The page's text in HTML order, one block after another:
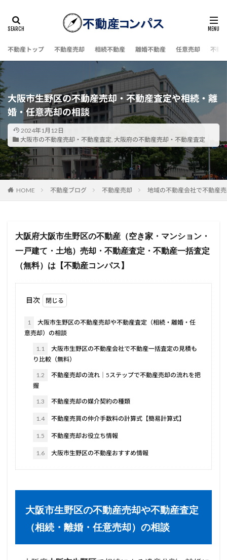
不動産トップ 不動産売却 相続不動産 離婚不動産 任意売却 不動
大阪市生野区の不動産売却・不動産査定や相続・離
婚・任意売却の相談
2024年1月12日
大阪市の不動産売却・不動産査定, 大阪府の不動産売却・不動産査定
HOME 不動産ブログ 不動産売却 地域の不動産会社で不動産
大阪府大阪市生野区の不動産（空き家・マンション・
一戸建て・土地）売却・不動産査定・不動産一括査定
（無料）は【不動産コンパス】
目次
1
大阪市生野区の不動産売却や不動産査定（相続・離婚・任
意売却）の相談
1.1
大阪市生野区の不動産会社で不動産一括査定の見積も
り比較（無料）
1.2
不動産売却の流れ｜5ステップで不動産売却の流れを把
握
1.3 不動産売却の媒介契約の種類
1.4 不動産売買の仲介手数料の計算式【簡易計算式】
1.5 不動産売却お役立ち情報
1.6 大阪市生野区の不動産おすすめ情報
大阪市生野区の不動産売却や不動産査定
（相続・離婚・任意売却）の相談